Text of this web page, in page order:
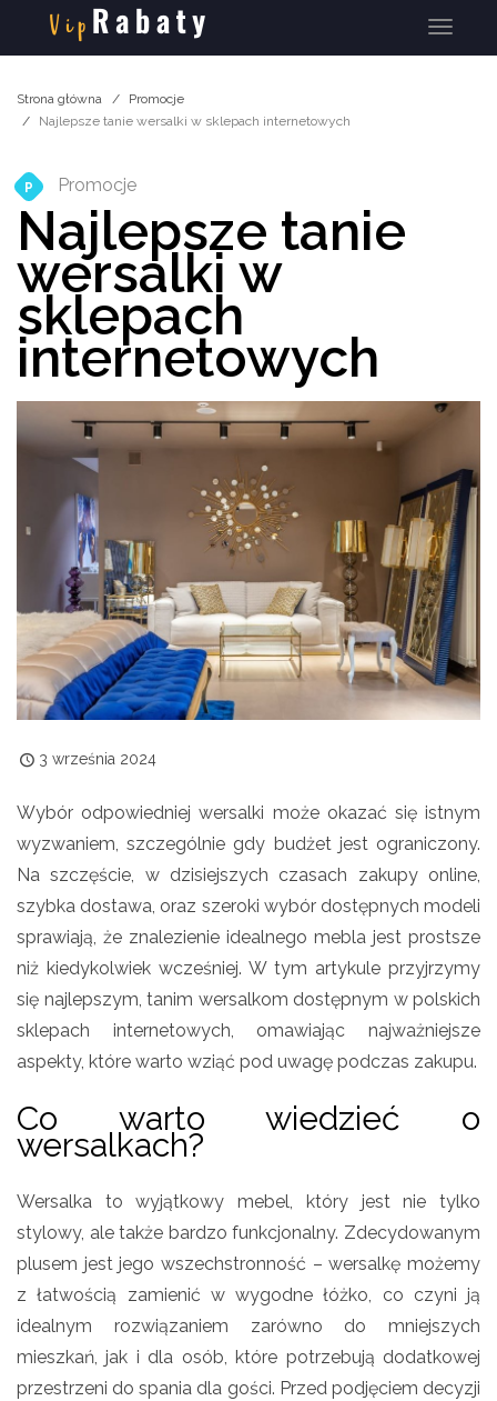
Menu
Strona główna
Promocje
Najlepsze tanie wersalki w sklepach internetowych
P Promocje
Najlepsze tanie
wersalki w
sklepach
internetowych
3 września 2024
Wybór odpowiedniej wersalki może okazać się istnym
wyzwaniem, szczególnie gdy budżet jest ograniczony.
Na szczęście, w dzisiejszych czasach zakupy online,
szybka dostawa, oraz szeroki wybór dostępnych modeli
sprawiają, że znalezienie idealnego mebla jest prostsze
niż kiedykolwiek wcześniej. W tym artykule przyjrzymy
się najlepszym, tanim wersalkom dostępnym w polskich
sklepach internetowych, omawiając najważniejsze
aspekty, które warto wziąć pod uwagę podczas zakupu.
Co warto wiedzieć o
wersalkach?
Wersalka to wyjątkowy mebel, który jest nie tylko
stylowy, ale także bardzo funkcjonalny. Zdecydowanym
plusem jest jego wszechstronność – wersalkę możemy
z łatwością zamienić w wygodne łóżko, co czyni ją
idealnym rozwiązaniem zarówno do mniejszych
mieszkań, jak i dla osób, które potrzebują dodatkowej
przestrzeni do spania dla gości. Przed podjęciem decyzji